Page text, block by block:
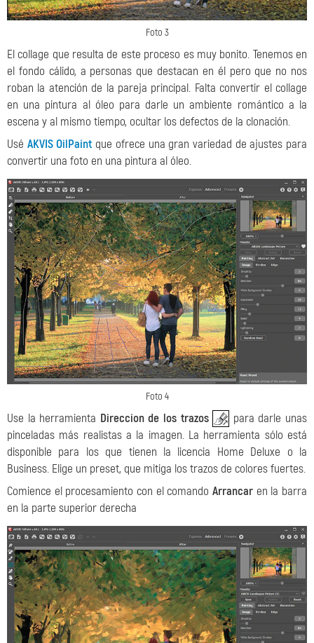
Foto 3
El collage que resulta de este proceso es muy bonito. Tenemos en
el fondo cálido, a personas que destacan en él pero que no nos
roban la atención de la pareja principal. Falta convertir el collage
en una pintura al óleo para darle un ambiente romántico a la
escena y al mismo tiempo, ocultar los defectos de la clonación.
Usé AKVIS OilPaint que ofrece una gran variedad de ajustes para
convertir una foto en una pintura al óleo.
Foto 4
Use la herramienta Direccion de los trazos
para darle unas
pinceladas más realistas a la imagen. La herramienta sólo está
disponible para los que tienen la licencia Home Deluxe o la
Business. Elige un preset, que mitiga los trazos de colores fuertes.
Comience el procesamiento con el comando Arrancar en la barra
en la parte superior derecha